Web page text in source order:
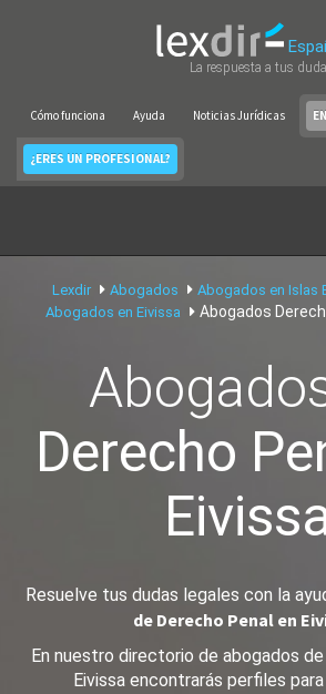
La respuesta a tus
Cómo funciona Ayuda Noticias Jurídicas
¿ERES UN PROFESIONAL?
Lexdir Abogados
Abogados en Islas
Abogados en Eivissa
Abogados
Derecho
Resuelve tus dudas legales con la
de Derecho Penal en
En nuestro directorio de abogados
Eivissa encontrarás perfiles